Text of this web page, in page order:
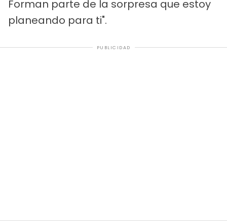
Forman parte de la sorpresa que estoy
planeando para ti".
PUBLICIDAD